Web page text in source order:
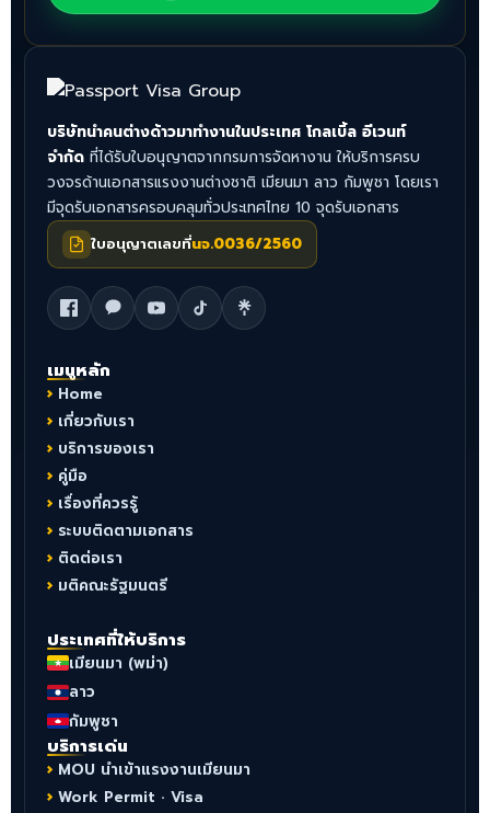
บริษัทนำคนต่างด้าวมาทำงานในประเทศ โกลเบิ้ล อีเวนท์
จำกัด ที่ได้รับใบอนุญาตจากกรมการจัดหางาน ให้บริการครบ
วงจรด้านเอกสารแรงงานต่างชาติ เมียนมา ลาว กัมพูชา โดยเรา
มีจุดรับเอกสารครอบคลุมทั่วประเทศไทย 10 จุดรับเอกสาร
ใบอนุญาตเลขที่นจ.0036/2560
เมนูหลัก
Home
เกี่ยวกับเรา
บริการของเรา
คู่มือ
เรื่องที่ควรรู้
ระบบติดตามเอกสาร
ติดต่อเรา
มติคณะรัฐมนตรี
ประเทศที่ให้บริการ
เมียนมา (พม่า)
ลาว
กัมพูชา
บริการเด่น
MOU นำเข้าแรงงานเมียนมา
Work Permit · Visa